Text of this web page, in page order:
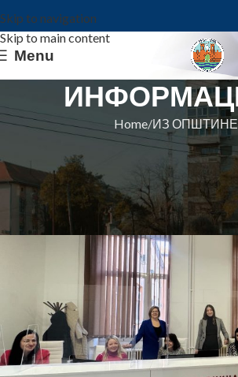
Skip to navigation
Skip to main content
Menu
Home ИЗ ОПШТИНЕ
ИЗ ОПШТИНЕ
Отворено
место у Општини
Општина КовинOn 27.